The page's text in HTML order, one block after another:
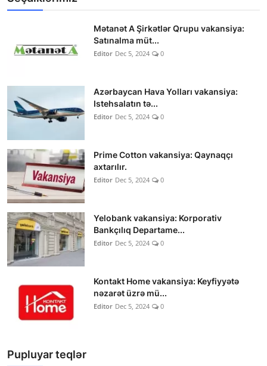
Mətanət A Şirkətlər Qrupu vakansiya:
Satınalma müt...
Editor Dec 5, 2024 0
Azərbaycan Hava Yolları vakansiya:
Istehsalatın tə...
Editor Dec 5, 2024 0
Prime Cotton vakansiya: Qaynaqçı
axtarılır.
Editor Dec 5, 2024 0
Yelobank vakansiya: Korporativ
Bankçılıq Departame...
Editor Dec 5, 2024 0
Kontakt Home vakansiya: Keyfiyyətə
nəzarət üzrə mü...
Editor Dec 5, 2024 0
Pupluyar teqlər